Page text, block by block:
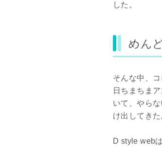
した。
めん
そんな中、
日ちまちま
いて、やら
け出してきた
D style web